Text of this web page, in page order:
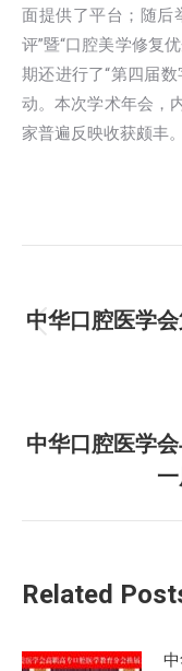
面提供了平台；随后
评”暨“口腔美学修复
期还进行了“第四届
动。本次学术年会，
家普遍反映收获颇丰。
章
中华口腔医学
中华口腔医学
Related